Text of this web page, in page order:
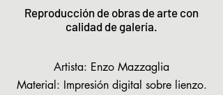
Reproducción de obras de arte con
calidad de galería.
Artista: Enzo Mazzaglia
Material: Impresión digital sobre lienzo.